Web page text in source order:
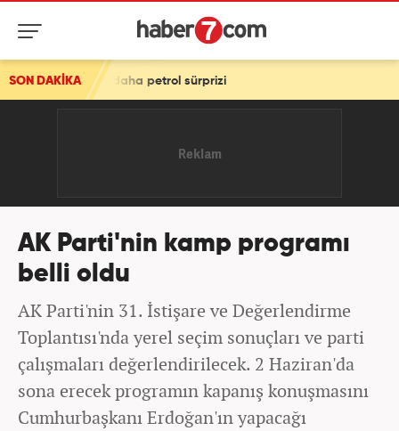
SON DAKİKA
daha petrol sürprizi
AK Parti'nin kamp programı
belli oldu
AK Parti'nin 31. İstişare ve Değerlendirme
Toplantısı'nda yerel seçim sonuçları ve parti
çalışmaları değerlendirilecek. 2 Haziran'da
sona erecek programın kapanış konuşmasını
Cumhurbaşkanı Erdoğan'ın yapacağı